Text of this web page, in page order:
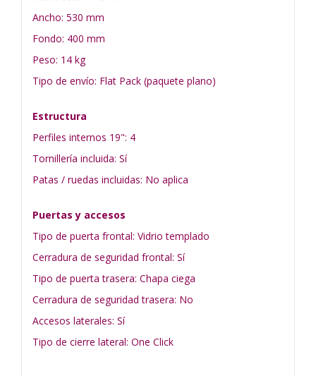
Ancho: 530 mm
Fondo: 400 mm
Peso: 14 kg
Tipo de envío: Flat Pack (paquete plano)
Estructura
Perfiles internos 19": 4
Tornillería incluida: Sí
Patas / ruedas incluidas: No aplica
Puertas y accesos
Tipo de puerta frontal: Vidrio templado
Cerradura de seguridad frontal: Sí
Tipo de puerta trasera: Chapa ciega
Cerradura de seguridad trasera: No
Accesos laterales: Sí
Tipo de cierre lateral: One Click